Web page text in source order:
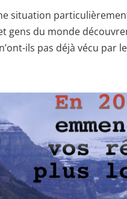
situation
gens du monde
ils pas déjà vécu par